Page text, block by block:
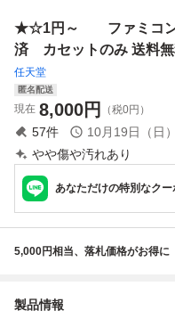
★☆1円～ ファミコン
済 カセットのみ 送料
任天堂
匿名配送
現在 8,000円 （税0円）
57件 10月19日（日
やや傷や汚れあり
あなただけの特別なク
5,000円相当、落札価格がお得に
製品情報